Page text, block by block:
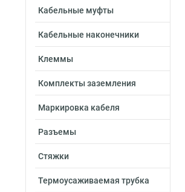
Кабельные муфты
Кабельные наконечники
Клеммы
Комплекты заземления
Маркировка кабеля
Разъемы
Стяжки
Термоусаживаемая трубка